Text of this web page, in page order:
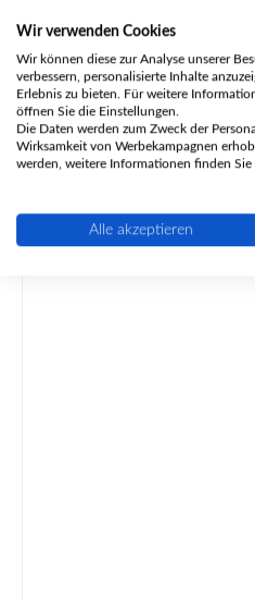
Wir verwenden Cookies
Wir können diese zur Analyse unserer
verbessern, personalisierte Inhalte
Erlebnis zu bieten. Für weitere
öffnen Sie die Einstellungen.
Die Daten werden zum Zweck der
Wirksamkeit von Werbekampagnen
werden, weitere Informationen finden Sie
Alle akzeptieren